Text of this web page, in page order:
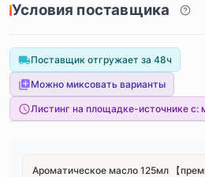
Условия поставщика
Поставщик отгружает за 48ч
Можно миксовать варианты
Листинг на площадке-источнике с: